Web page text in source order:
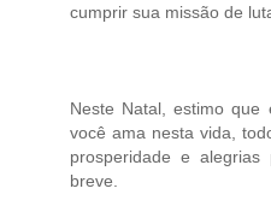
cumprir sua missão de
Neste Natal, estimo que
você ama nesta vida,
prosperidade e
breve.